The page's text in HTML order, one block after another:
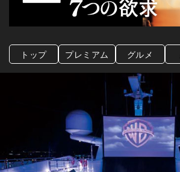
トップ プレミアム グルメ